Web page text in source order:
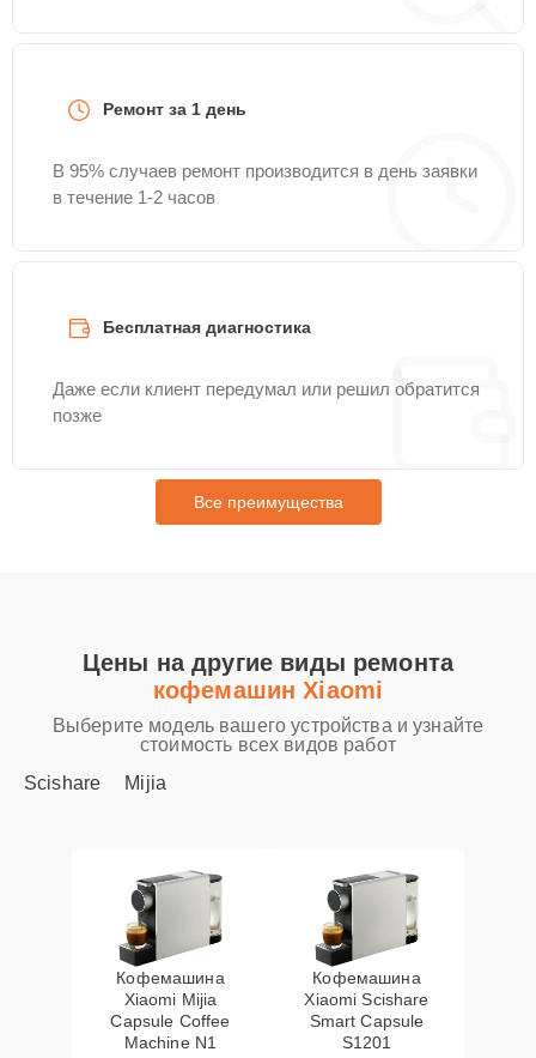
Ремонт за 1 день
В 95% случаев ремонт производится в день заявки
в течение 1-2 часов
Бесплатная диагностика
Даже если клиент передумал или решил обратится
позже
Все преимущества
Цены на другие виды ремонта
кофемашин Xiaomi
Выберите модель вашего устройства и узнайте
стоимость всех видов работ
Scishare
Mijia
Кофемашина
Xiaomi Mijia
Capsule Coffee
Machine N1
Кофемашина
Xiaomi Scishare
Smart Capsule
S1201